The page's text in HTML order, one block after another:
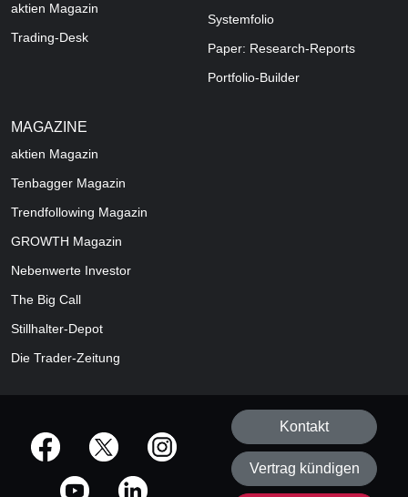
aktien Magazin
Trading-Desk
Systemfolio
Paper: Research-Reports
Portfolio-Builder
MAGAZINE
aktien Magazin
Tenbagger Magazin
Trendfollowing Magazin
GROWTH Magazin
Nebenwerte Investor
The Big Call
Stillhalter-Depot
Die Trader-Zeitung
offizielle Social Media-Accounts
Kontakt
Vertrag kündigen